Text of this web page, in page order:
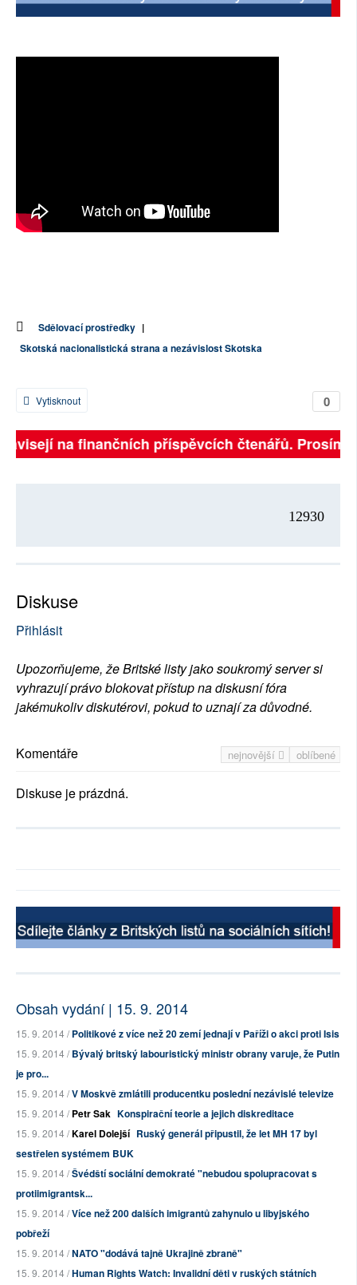
SOCIÁLNÍ SÍTĚ
RUBRIKY
Sdělovací prostředky |
Skotská nacionalistická strana a nezávislost Skotska
0
Vytisknout
na finančních příspěvcích čtenářů.
12930
Diskuse
Přihlásit
Upozorňujeme, že Britské listy jako soukromý server si
vyhrazují právo blokovat přístup na diskusní fóra
jakémukoliv diskutérovi, pokud to uznají za důvodné.
nejnovější oblíbené
Komentáře
Diskuse je prázdná.
Obsah vydání | 15. 9. 2014
15. 9. 2014 /Politikové z více než 20 zemí jednají v Paříži o akci proti Isis
15. 9. 2014 /Bývalý britský labouristický ministr obrany varuje, že Putin
je pro...
15. 9. 2014 /V Moskvě zmlátili producentku poslední nezávislé televize
15. 9. 2014 /Petr Sak Konspirační teorie a jejich diskreditace
15. 9. 2014 /Karel Dolejší Ruský generál připustil, že let MH 17 byl
sestřelen systémem BUK
15. 9. 2014 /Švédští sociální demokraté "nebudou spolupracovat s
protiimigrantsk...
15. 9. 2014 /Více než 200 dalších imigrantů zahynulo u libyjského
pobřeží
15. 9. 2014 /NATO "dodává tajně Ukrajině zbraně"
15. 9. 2014 /Human Rights Watch: Invalidní děti v ruských státních